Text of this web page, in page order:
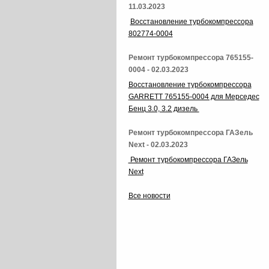
11.03.2023
Восстановление турбокомпрессора
802774-0004
Ремонт турбокомпрессора 765155-
0004 - 02.03.2023
Восстановление турбокомпрессора
GARRETT 765155-0004 для Мерседес
Бенц 3.0, 3.2 дизель
Ремонт турбокомпрессора ГАЗель
Next - 02.03.2023
Ремонт турбокомпрессора ГАЗель
Next
Все новости